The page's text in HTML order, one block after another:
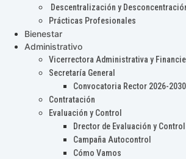
Descentralización y
Prácticas Profesionales
Bienestar
Administrativo
Vicerrectora Administrativa y
Secretaría General
Convocatoria Rector 2026-2030
Contratación
Evaluación y Control
Drector de Evaluación y Control
Campaña Autocontrol
Cómo Vamos